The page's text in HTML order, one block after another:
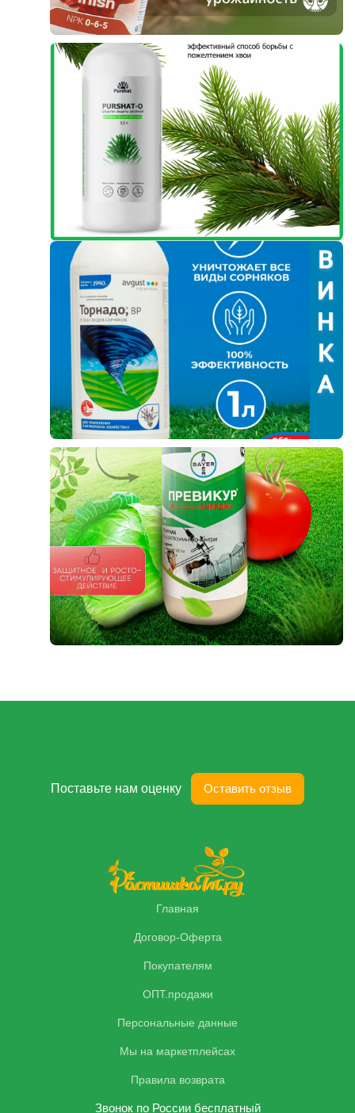
Поставьте нам оценку Оставить отзыв
Главная
Договор-Оферта
Покупателям
ОПТ.продажи
Персональные данные
Мы на маркетплейсах
Правила возврата
Звонок по России бесплатный